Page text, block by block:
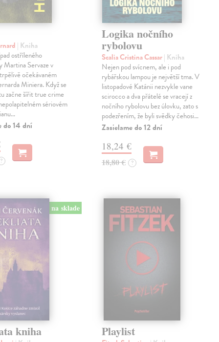
| Kniha
ostříleného
Martina Servaze v
očekávaném
Miniera. Když se
začne šířit true crime
sériovém
do 14 dní
?
Logika nočního
rybolovu
Scalia Cristina Cassar| Kniha
Nejen pod svícnem, ale i pod
rybářskou lampou je největší tma. V
listopadové Katánii nezvykle vane
scirocco a dva přátelé se vracejí z
nočního rybolovu bez úlovku, zato s
podezřením, že byli svědky čehosi…
Zasielame do 12 dní
18,24 €
18,80 € ?
na sklade
kniha Playlist